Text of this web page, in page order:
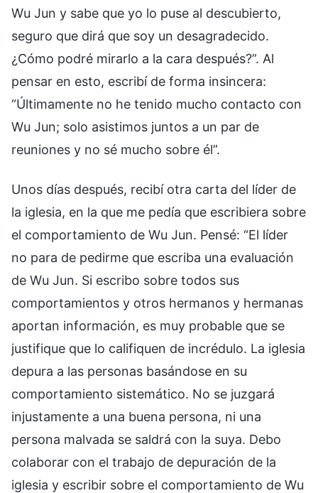
Wu Jun y sabe que yo lo puse al descubierto,
seguro que dirá que soy un desagradecido.
¿Cómo podré mirarlo a la cara después?”. Al
pensar en esto, escribí de forma insincera:
“Últimamente no he tenido mucho contacto con
Wu Jun; solo asistimos juntos a un par de
reuniones y no sé mucho sobre él”.
Unos días después, recibí otra carta del líder de
la iglesia, en la que me pedía que escribiera sobre
el comportamiento de Wu Jun. Pensé: “El líder
no para de pedirme que escriba una evaluación
de Wu Jun. Si escribo sobre todos sus
comportamientos y otros hermanos y hermanas
aportan información, es muy probable que se
justifique que lo califiquen de incrédulo. La iglesia
depura a las personas basándose en su
comportamiento sistemático. No se juzgará
injustamente a una buena persona, ni una
persona malvada se saldrá con la suya. Debo
colaborar con el trabajo de depuración de la
iglesia y escribir sobre el comportamiento de Wu